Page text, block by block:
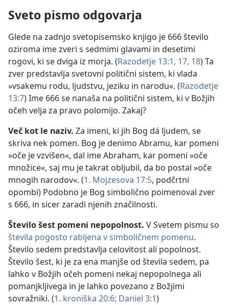
Sveto pismo odgovarja
Glede na zadnjo svetopisemsko knjigo je 666 število
oziroma ime zveri s sedmimi glavami in desetimi
rogovi, ki se dviga iz morja. (Razodetje 13:1, 17, 18) Ta
zver predstavlja svetovni politični sistem, ki vlada
»vsakemu rodu, ljudstvu, jeziku in narodu«. (Razodetje
13:7) Ime 666 se nanaša na politični sistem, ki v Božjih
očeh velja za pravo polomijo. Zakaj?
Več kot le naziv. Za imeni, ki jih Bog dá ljudem, se
skriva nek pomen. Bog je denimo Abramu, kar pomeni
»oče je vzvišen«, dal ime Abraham, kar pomeni »oče
množice«, saj mu je takrat obljubil, da bo postal »oče
mnogih narodov«. (1. Mojzesova 17:5, podčrtni
opombi) Podobno je Bog simbolično poimenoval zver
s 666, in sicer zaradi njenih značilnosti.
Število šest pomeni nepopolnost. V Svetem pismu so
števila pogosto rabljena v simboličnem pomenu.
Število sedem predstavlja celovitost ali popolnost.
Število šest, ki je za ena manjše od števila sedem, pa
lahko v Božjih očeh pomeni nekaj nepopolnega ali
pomanjkljivega in je lahko povezano z Božjimi
sovražniki. (1. kroniška 20:6; Daniel 3:1)